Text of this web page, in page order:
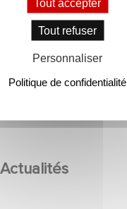
Tout accepter
Tout refuser
Personnaliser
Politique de confidentialité